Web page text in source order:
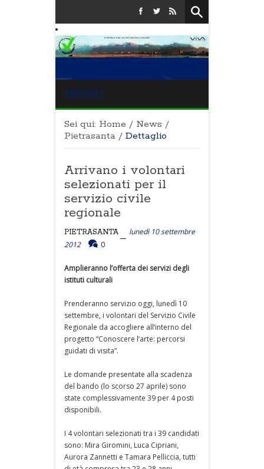
MENU
Sei qui: Home / News /
Pietrasanta / Dettaglio
Arrivano i volontari
selezionati per il
servizio civile
regionale
PIETRASANTA
lunedì 10 settembre
2012
0
Amplieranno l’offerta dei servizi degli
istituti culturali
Prenderanno servizio oggi, lunedì 10
settembre, i volontari del Servizio Civile
Regionale da accogliere all’interno del
progetto “Conoscere l’arte: percorsi
guidati di visita”.
Le domande presentate alla scadenza
del bando (lo scorso 27 aprile) sono
state complessivamente 39 per 4 posti
disponibili.
I 4 volontari selezionati tra i 39 candidati
sono: Mira Giromini, Luca Cipriani,
Aurora Zannetti e Tamara Pelliccia, tutti